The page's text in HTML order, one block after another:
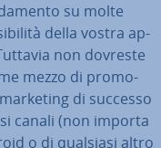
su molte
della vostra ap­
non dovreste
mezzo di pro­mo­
di successo
canali (non importa
o di qualsiasi altro